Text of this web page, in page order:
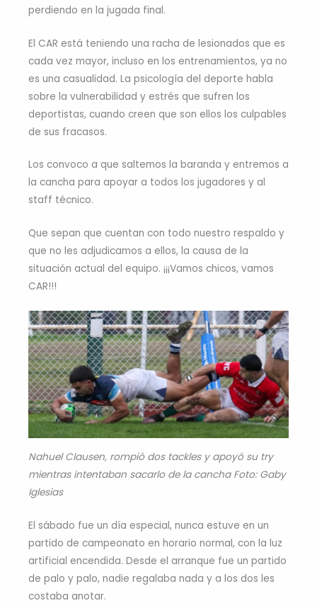
perdiendo en la jugada final.
El CAR está teniendo una racha de lesionados que es
cada vez mayor, incluso en los entrenamientos, ya no
es una casualidad. La psicología del deporte habla
sobre la vulnerabilidad y estrés que sufren los
deportistas, cuando creen que son ellos los culpables
de sus fracasos.
Los convoco a que saltemos la baranda y entremos a
la cancha para apoyar a todos los jugadores y al
staff técnico.
Que sepan que cuentan con todo nuestro respaldo y
que no les adjudicamos a ellos, la causa de la
situación actual del equipo. ¡¡¡Vamos chicos, vamos
CAR!!!
Nahuel Clausen, rompió dos tackles y apoyó su try
mientras intentaban sacarlo de la cancha Foto: Gaby
Iglesias
El sábado fue un día especial, nunca estuve en un
partido de campeonato en horario normal, con la luz
artificial encendida. Desde el arranque fue un partido
de palo y palo, nadie regalaba nada y a los dos les
costaba anotar.